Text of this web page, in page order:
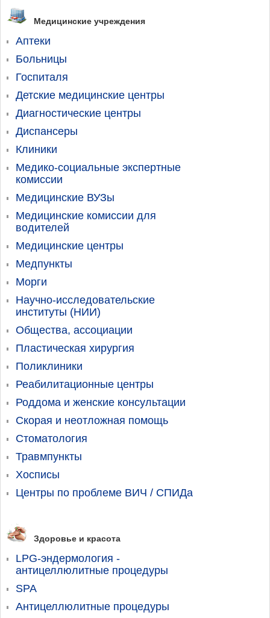
Медицинские учреждения
Аптеки
Больницы
Госпиталя
Детские медицинские центры
Диагностические центры
Диспансеры
Клиники
Медико-социальные экспертные
комиссии
Медицинские ВУЗы
Медицинские комиссии для
водителей
Медицинские центры
Медпункты
Морги
Научно-исследовательские
институты (НИИ)
Общества, ассоциации
Пластическая хирургия
Поликлиники
Реабилитационные центры
Роддома и женские консультации
Скорая и неотложная помощь
Стоматология
Травмпункты
Хосписы
Центры по проблеме ВИЧ / СПИДа
Здоровье и красота
LPG-эндермология -
антицеллюлитные процедуры
SPA
Антицеллюлитные процедуры